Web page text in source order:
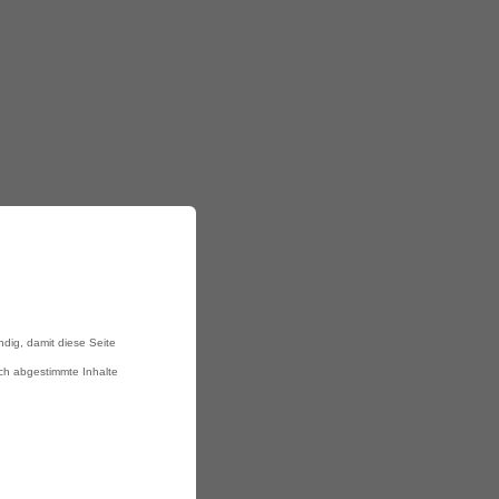
damit diese Seite
abgestimmte Inhalte